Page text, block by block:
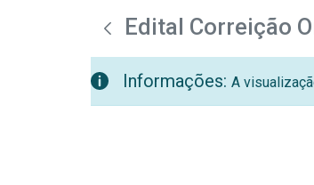
Pular para o Conteúdo principal
teste descricaoEdital Correição
Informações: A